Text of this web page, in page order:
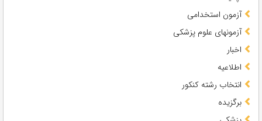
آزمون استخدامی
آزمونهای علوم پزشکی
اخبار
اطلاعیه
انتخاب رشته کنکور
برگزیده